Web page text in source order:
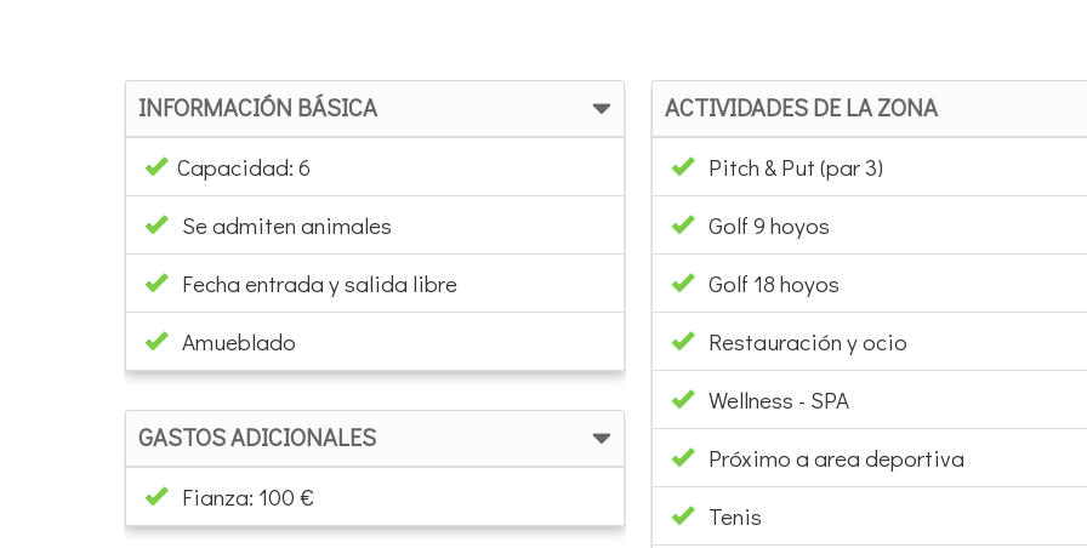
INFORMACIÓN BÁSICA
Capacidad: 6
Se admiten animales
Fecha entrada y salida libre
Amueblado
GASTOS ADICIONALES
Fianza: 100 €
ACTIVIDADES DE LA ZONA
Pitch & Put (par 3)
Golf 9 hoyos
Golf 18 hoyos
Restauración y ocio
Wellness - SPA
Próximo a area deportiva
Tenis